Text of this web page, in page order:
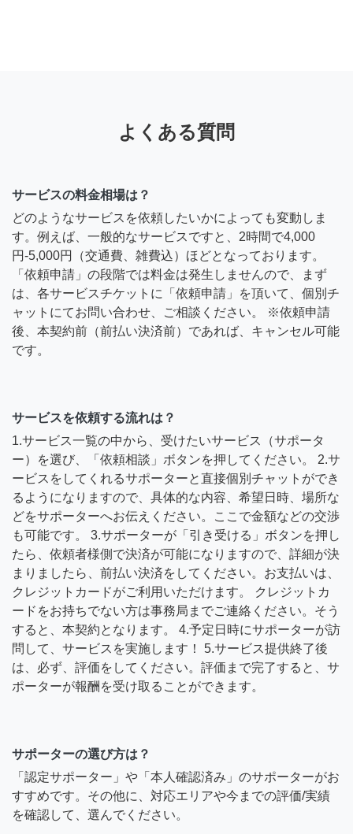
よくある質問
サービスの料金相場は？
どのようなサービスを依頼したいかによっても変動しま
す。例えば、一般的なサービスですと、2時間で4,000
円-5,000円（交通費、雑費込）ほどとなっております。
「依頼申請」の段階では料金は発生しませんので、まず
は、各サービスチケットに「依頼申請」を頂いて、個別チ
ャットにてお問い合わせ、ご相談ください。 ※依頼申請
後、本契約前（前払い決済前）であれば、キャンセル可能
です。
サービスを依頼する流れは？
1.サービス一覧の中から、受けたいサービス（サポータ
ー）を選び、「依頼相談」ボタンを押してください。 2.サ
ービスをしてくれるサポーターと直接個別チャットができ
るようになりますので、具体的な内容、希望日時、場所な
どをサポーターへお伝えください。ここで金額などの交渉
も可能です。 3.サポーターが「引き受ける」ボタンを押し
たら、依頼者様側で決済が可能になりますので、詳細が決
まりましたら、前払い決済をしてください。お支払いは、
クレジットカードがご利用いただけます。 クレジットカ
ードをお持ちでない方は事務局までご連絡ください。そう
すると、本契約となります。 4.予定日時にサポーターが訪
問して、サービスを実施します！ 5.サービス提供終了後
は、必ず、評価をしてください。評価まで完了すると、サ
ポーターが報酬を受け取ることができます。
サポーターの選び方は？
「認定サポーター」や「本人確認済み」のサポーターがお
すすめです。その他に、対応エリアや今までの評価/実績
を確認して、選んでください。